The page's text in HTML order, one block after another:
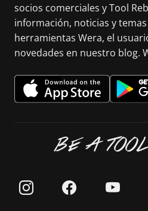
socios comerciales y Tool
información, noticias y
herramientas Wera, el
novedades en nuestro blog.
BE A